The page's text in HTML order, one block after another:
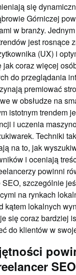
się
Górniczej
w branży.
jest rosnące
(UX) i
jak coraz więcej
do przeglądania
premiować
w obsłudze na
istotnym trendem
i uczenia
Techniki
na to, jak
i oceniają
powinni
szczególnie
na rynkach
kątem lokalnych
się coraz bardziej
do klientów w
SEO